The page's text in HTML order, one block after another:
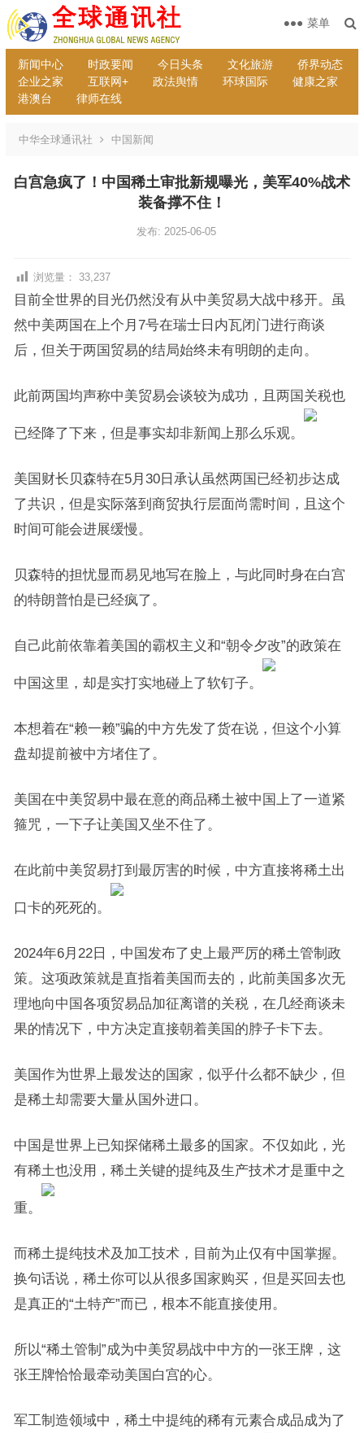
新闻中心 时政要闻 今日头条 文化旅游
侨界动态
企业之家
互联网+ 政法舆情 环球国际
健康之家
港澳台
律师在线
菜单
中华全球通讯社 中国新闻
白宫急疯了！中国稀土审批新规曝光，美军40%战术
装备撑不住！
发布: 2025-06-05
浏览量： 33,237
目前全世界的目光仍然没有从中美贸易大战中移开。虽
然中美两国在上个月7号在瑞士日内瓦闭门进行商谈
后，但关于两国贸易的结局始终未有明朗的走向。
此前两国均声称中美贸易会谈较为成功，且两国关税也
已经降了下来，但是事实却非新闻上那么乐观。
美国财长贝森特在5月30日承认虽然两国已经初步达成
了共识，但是实际落到商贸执行层面尚需时间，且这个
时间可能会进展缓慢。
贝森特的担忧显而易见地写在脸上，与此同时身在白宫
的特朗普怕是已经疯了。
自己此前依靠着美国的霸权主义和“朝令夕改”的政策在
中国这里，却是实打实地碰上了软钉子。
本想着在“赖一赖”骗的中方先发了货在说，但这个小算
盘却提前被中方堵住了。
美国在中美贸易中最在意的商品稀土被中国上了一道紧
箍咒，一下子让美国又坐不住了。
在此前中美贸易打到最厉害的时候，中方直接将稀土出
口卡的死死的。
2024年6月22日，中国发布了史上最严厉的稀土管制政
策。这项政策就是直指着美国而去的，此前美国多次无
理地向中国各项贸易品加征离谱的关税，在几经商谈未
果的情况下，中方决定直接朝着美国的脖子卡下去。
美国作为世界上最发达的国家，似乎什么都不缺少，但
是稀土却需要大量从国外进口。
中国是世界上已知探储稀土最多的国家。不仅如此，光
有稀土也没用，稀土关键的提纯及生产技术才是重中之
重。
而稀土提纯技术及加工技术，目前为止仅有中国掌握。
换句话说，稀土你可以从很多国家购买，但是买回去也
是真正的“土特产”而已，根本不能直接使用。
所以“稀土管制”成为中美贸易战中中方的一张王牌，这
张王牌恰恰最牵动美国白宫的心。
军工制造领域中，稀土中提纯的稀有元素合成品成为了